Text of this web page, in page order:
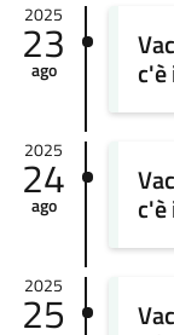
2025
23
ago c'è
2025
24
ago c'è
2025
25